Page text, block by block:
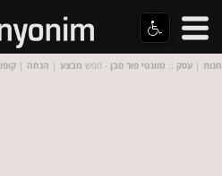
חנות | עסק :: טוונטי פור סבן - חפש מבצע | הנחה |